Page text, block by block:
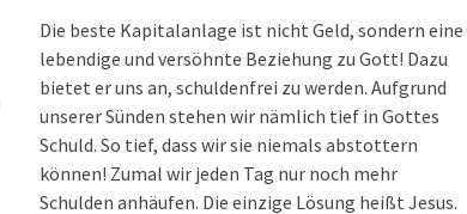
Die beste Kapitalanlage ist nicht Geld, sondern eine
lebendige und versöhnte Beziehung zu Gott! Dazu
bietet er uns an, schuldenfrei zu werden. Aufgrund
unserer Sünden stehen wir nämlich tief in Gottes
Schuld. So tief, dass wir sie niemals abstottern
können! Zumal wir jeden Tag nur noch mehr
Schulden anhäufen. Die einzige Lösung heißt Jesus.